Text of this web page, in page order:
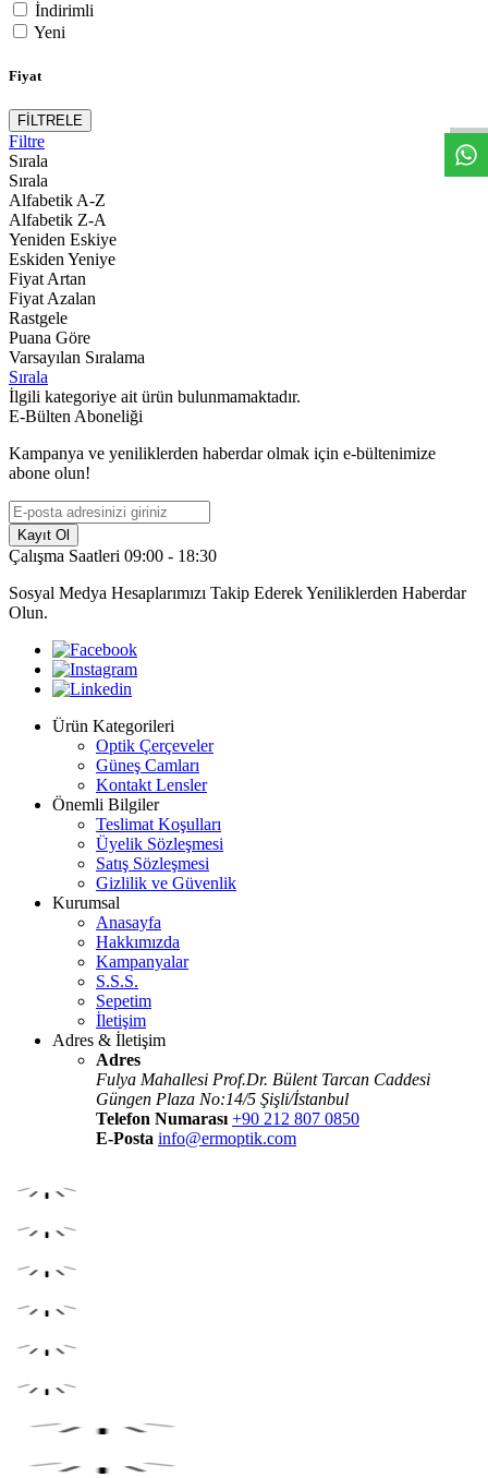
İndirimli
Yeni
Fiyat
FİLTRELE
Filtre
Sırala
Sırala
Alfabetik A-Z
Alfabetik Z-A
Yeniden Eskiye
Eskiden Yeniye
Fiyat Artan
Fiyat Azalan
Rastgele
Puana Göre
Varsayılan Sıralama
Sırala
İlgili kategoriye ait ürün bulunmamaktadır.
E-Bülten Aboneliği
Kampanya ve yeniliklerden haberdar olmak için e-bültenimize
abone olun!
Kayıt Ol
Çalışma Saatleri 09:00 - 18:30
Sosyal Medya Hesaplarımızı Takip Ederek Yeniliklerden Haberdar
Olun.
Ürün Kategorileri
Optik Çerçeveler
Güneş Camları
Kontakt Lensler
Önemli Bilgiler
Teslimat Koşulları
Üyelik Sözleşmesi
Satış Sözleşmesi
Gizlilik ve Güvenlik
Kurumsal
Anasayfa
Hakkımızda
Kampanyalar
S.S.S.
Sepetim
İletişim
Adres & İletişim
Adres
Fulya Mahallesi Prof.Dr. Bülent Tarcan Caddesi
Güngen Plaza No:14/5 Şişli/İstanbul
Telefon Numarası +90 212 807 0850
E-Posta info@ermoptik.com